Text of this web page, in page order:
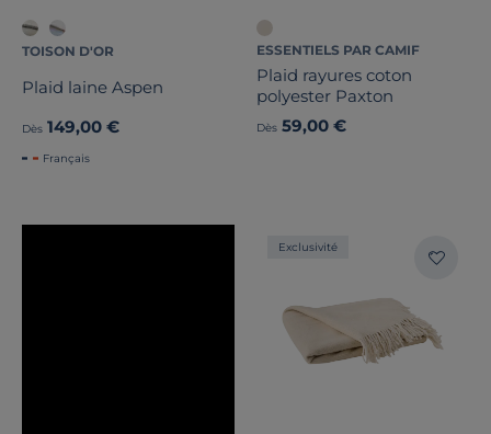
TOISON D'OR
Plaid laine Aspen
Dès 149,00 €
Français
ESSENTIELS PAR CAMIF
Plaid rayures coton
polyester Paxton
Dès 59,00 €
Exclusivité